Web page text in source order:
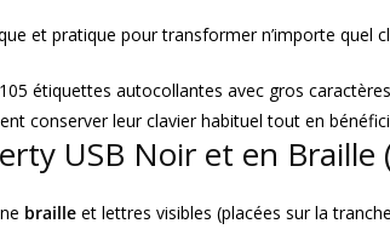
et pratique pour transformer n’importe quel
étiquettes autocollantes avec gros
conserver leur clavier habituel tout en
USB Noir et en Braille
braille et lettres visibles (placées sur la